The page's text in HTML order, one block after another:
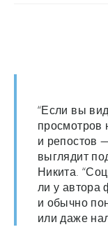
“Если вы
просмотров
и репостов
выглядит
Никита.
ли у автора
и обычно
или даже